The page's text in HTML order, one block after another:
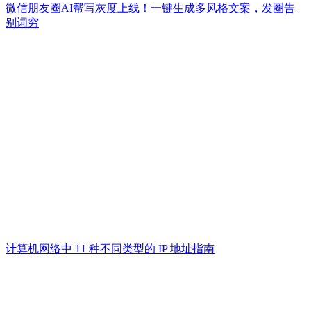
微信朋友圈AI帮写灰度上线！一键生成多风格文案，发圈告
别词穷
计算机网络中 11 种不同类型的 IP 地址指南